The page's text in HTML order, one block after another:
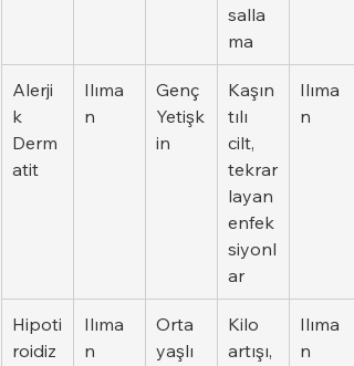
salla
ma
Alerji
k
Derm
atit
Ilıma
n
Genç
Yetişk
in
Kaşın
tılı
cilt,
tekrar
layan
enfek
siyonl
ar
Ilıma
n
Hipoti
roidiz
Ilıma
n
Orta
yaşlı
Kilo
artışı,
Ilıma
n